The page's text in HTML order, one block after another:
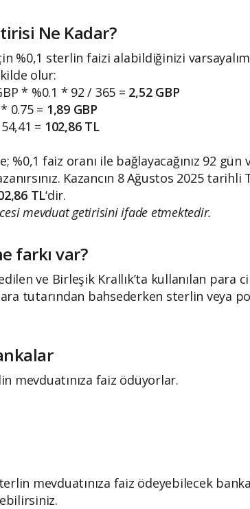
Ne Kadar?
%0,1 sterlin faizi alabildiğinizi
olur:
* %0.1 * 92 / 365 = 2,52 GBP
0.75 = 1,89 GBP
= 102,86 TL
%0,1 faiz oranı ile bağlayacağınız 92 gün
Kazancın 8 Ağustos 2025
TL‘dir.
mevduat getirisini ifade etmektedir.
farkı var?
ve Birleşik Krallık’ta kullanılan para
tutarından bahsederken sterlin veya
mevduatınıza faiz ödüyorlar.
mevduatınıza faiz ödeyebilecek